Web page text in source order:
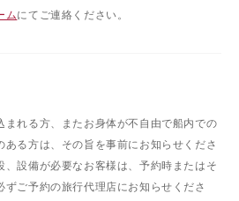
ムにてご連絡ください。
まれる方、またお身体が不自由で船内での
ある方は、その旨を事前にお知らせくださ
、設備が必要なお客様は、予約時またはそ
ずご予約の旅行代理店にお知らせくださ